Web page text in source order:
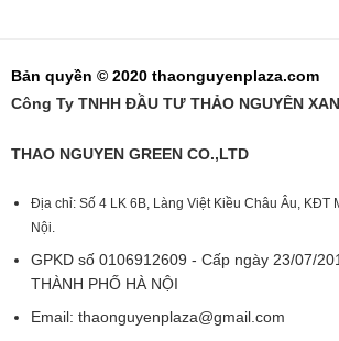
Bản quyền © 2020 thaonguyenplaza.com
Công Ty TNHH ĐẦU TƯ THẢO NGUYÊN
THAO NGUYEN GREEN CO.,LTD
Địa chỉ: Số 4 LK 6B, Làng Việt Kiều Châu Âu, KĐT
Nội.
GPKD số 0106912609 - Cấp ngày 23/07/
THÀNH PHỐ HÀ NỘI
Email: thaonguyenplaza@gmail.com